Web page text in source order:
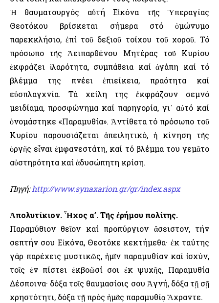
Ἡ θαυματουργός αὐτή Εἰκόνα τῆς Ὑπεραγίας
Θεοτόκου βρίσκεται σήμερα στό ὁμώνυμο
παρεκκλήσιο, ἐπί τοῦ δεξιοῦ τοίχου τοῦ χοροῦ. Τό
πρόσωπο τῆς Ἀειπαρθένου Μητέρας τοῦ Κυρίου
ἐκφράζει ἱλαρότητα, συμπάθεια καί ἀγάπη καί τό
βλέμμα της πνέει ἐπιείκεια, πραότητα καί
εὐσπλαγχνία. Τά χείλη της ἐκφράζουν σεμνό
μειδίαμα, προσφώνημα καί παρηγορία, γι᾿ αὐτό καί
ὀνομάστηκε «Παραμυθία». Ἀντίθετα τό πρόσωπο τοῦ
Κυρίου παρουσιάζεται ἀπειλητικό, ἡ κίνηση τῆς
ὀργῆς εἶναι ἐμφανεστάτη, καί τό βλέμμα του γεμᾶτο
αὐστηρότητα καί ἀδυσώπητη κρίση.
Πηγή:http://www.synaxarion.gr/gr/index.aspx
Ἀπολυτίκιον. Ἦχος α’. Τῆς ἐρήμου πολίτης.
Παραμύθιον θεῖον καί προπύργιον ἄσειστον, τήν
σεπτήν σου Εἰκόνα, Θεοτόκε κεκτήμεθα· ἐκ ταύτης
γάρ παρέχεις μυστικῶς, ἡμῖν παραμυθίαν καί ἰσχύν,
τοῖς ἐν πίστει ἐκβοῶσί σοι ἐκ ψυχῆς, Παραμυθία
Δέσποινα· δόξα τοῖς θαυμασίοις σου Ἁγνή, δόξα τῇ σῇ
χρηστότητι, δόξα τῇ πρός ἡμᾶς παραμυθίᾳ Ἄχραντε.